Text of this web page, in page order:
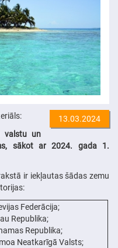
13.03.2024
valstu un
sākot ar 2024. gada 1.
ir iekļautas šādas zemu
Federācija;
Republika;
Republika;
Neatkarīgā Valsts;